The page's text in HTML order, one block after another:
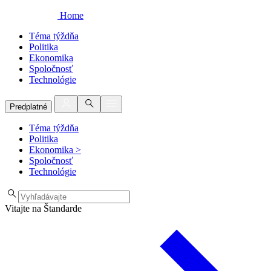
Home
Téma týždňa
Politika
Ekonomika
Spoločnosť
Technológie
Predplatné
Téma týždňa
Politika
Ekonomika >
Spoločnosť
Technológie
Vitajte na Štandarde